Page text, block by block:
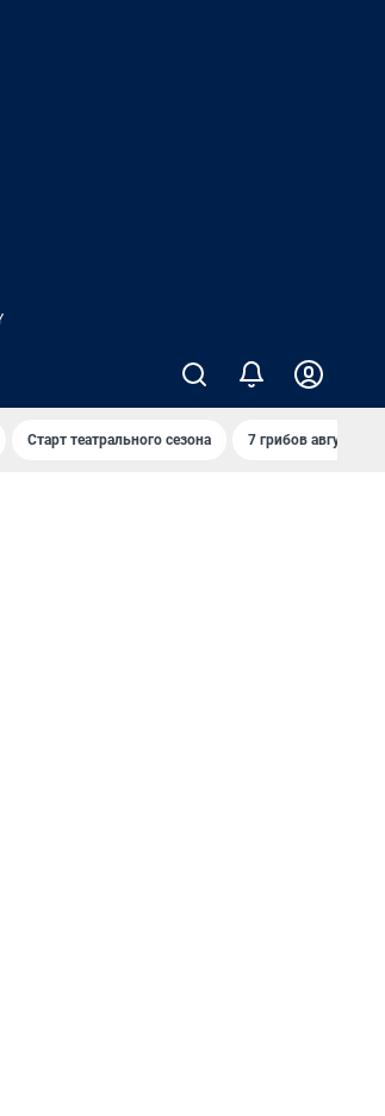
Старт театрального сезона 7 грибов августа